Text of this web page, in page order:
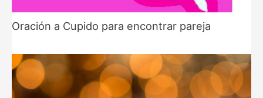
Oración a Cupido para encontrar pareja